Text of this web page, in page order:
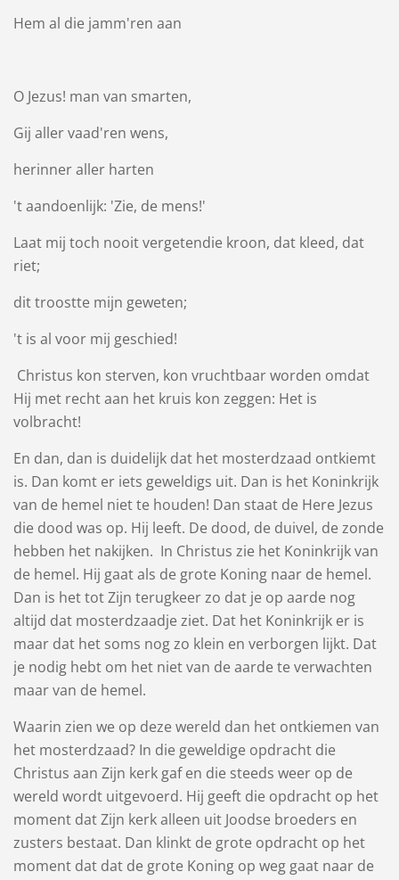
Hem al die jamm'ren aan
O Jezus! man van smarten,
Gij aller vaad'ren wens,
herinner aller harten
't aandoenlijk: 'Zie, de mens!'
Laat mij toch nooit vergetendie kroon, dat kleed, dat
riet;
dit troostte mijn geweten;
't is al voor mij geschied!
Christus kon sterven, kon vruchtbaar worden omdat
Hij met recht aan het kruis kon zeggen: Het is
volbracht!
En dan, dan is duidelijk dat het mosterdzaad ontkiemt
is. Dan komt er iets geweldigs uit. Dan is het Koninkrijk
van de hemel niet te houden! Dan staat de Here Jezus
die dood was op. Hij leeft. De dood, de duivel, de zonde
hebben het nakijken. In Christus zie het Koninkrijk van
de hemel. Hij gaat als de grote Koning naar de hemel.
Dan is het tot Zijn terugkeer zo dat je op aarde nog
altijd dat mosterdzaadje ziet. Dat het Koninkrijk er is
maar dat het soms nog zo klein en verborgen lijkt. Dat
je nodig hebt om het niet van de aarde te verwachten
maar van de hemel.
Waarin zien we op deze wereld dan het ontkiemen van
het mosterdzaad? In die geweldige opdracht die
Christus aan Zijn kerk gaf en die steeds weer op de
wereld wordt uitgevoerd. Hij geeft die opdracht op het
moment dat Zijn kerk alleen uit Joodse broeders en
zusters bestaat. Dan klinkt de grote opdracht op het
moment dat dat de grote Koning op weg gaat naar de